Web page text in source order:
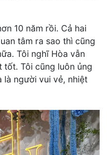
10 năm rồi. Cả hai
tâm ra sao thì cũng
Tôi nghĩ Hòa vẫn
tốt. Tôi cũng luôn ủng
là người vui vẻ, nhiệt